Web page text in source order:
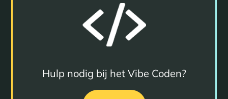
Hulp nodig bij het Vibe Coden?